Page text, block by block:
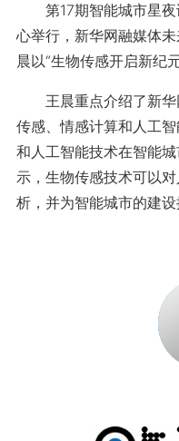
第17期智能城市星夜
心举行，新华网融媒体
晨以“生物传感开启新纪
王晨重点介绍了新华
传感、情感计算和人工
和人工智能技术在智能
示，生物传感技术可以
析，并为智能城市的建设